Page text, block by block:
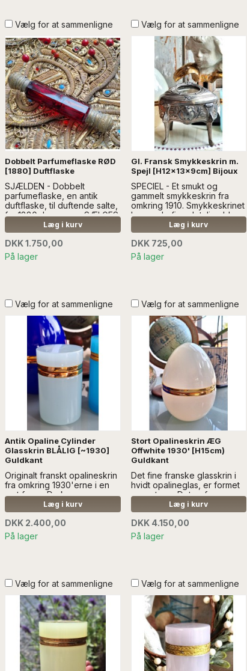
Vælg for at sammenligne
Dobbelt Parfumeflaske RØD
[1880] Duftflaske
SJÆLDEN - Dobbelt
parfumeflaske, en antik
duftflaske, til duftende salte,
fra 1880...Læs mere SÆLGES
UDEN ANDEN DEKORATION
Læg i kurv
DKK 1.750,00
På lager
Vælg for at sammenligne
Gl. Fransk Smykkeskrin m.
Spejl [H12x13x9cm] Bijoux
SPECIEL - Et smukt og
gammelt smykkeskrin fra
omkring 1910. Smykkeskrinet
har nogle fine detaljer, bl.a.
spejlet i låget....Læs mere
SÆLGES UDEN DEKORATION
Læg i kurv
DKK 725,00
På lager
Vælg for at sammenligne
Antik Opaline Cylinder
Glasskrin BLÅLIG [~1930]
Guldkant
Originalt franskt opalineskrin
fra omkring 1930'erne i en
sart farve. De kan være
vanskelige at fotografer, da
de kan ændre farve, om de
er i dagslys, eller i kunstigt
lys...Læs mere SÆLGES
UDEN ANDEN DEKORATION
Læg i kurv
DKK 2.400,00
På lager
Vælg for at sammenligne
Stort Opalineskrin ÆG
Offwhite 1930' [H15cm)
Guldkant
Det fine franske glasskrin i
hvidt opalineglas, er formet
som et æg. Det er fra
1930'erne. Opalineægget
har en glat guld-kant...Læs
mere SÆLGES UDEN ANDEN
DEKORATION
Læg i kurv
DKK 4.150,00
På lager
Vælg for at sammenligne Vælg for at sammenligne